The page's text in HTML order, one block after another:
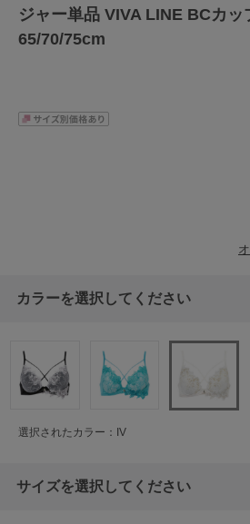
ジャー単品 VIVA LINE BCカッ
65/70/75cm
カラーを選択してください
選択されたカラー：IV
サイズを選択してください